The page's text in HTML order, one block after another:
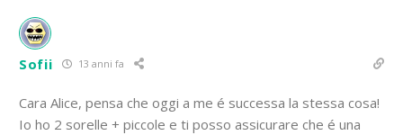
Sofii 13 anni fa
Cara Alice, pensa che oggi a me é successa la stessa cosa!
Io ho 2 sorelle + piccole e ti posso assicurare che é una